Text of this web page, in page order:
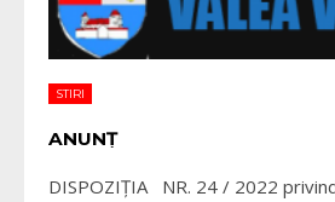
STIRI
ANUNȚ
DISPOZIȚIA NR. 24 / 2022